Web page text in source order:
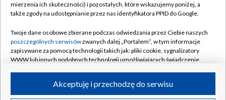
Naziemna Telewizja Cyfrowa
Rada Programowa
System NOS
Informacje o nadawcy
Program dla prasy
Pomoc
Kontakt
Kanały
mierzenia ich skuteczności) i pozostałych, które wskazujemy poniżej, a
także zgody na udostępnianie przez nas identyfikatora PPID do Google.
Twoje dane osobowe zbierane podczas odwiedzania przez Ciebie naszych
poszczególnych serwisówzwanych dalej „Portalem”, w tym informacje
zapisywane za pomocą technologii takich jak: pliki cookie, sygnalizatory
WWW lub innych podobnych technologii umożliwiających świadczenie
ruchu w Internecie.Akceptuję i przechodzę do serwisu